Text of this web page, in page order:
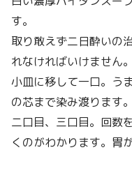
す。
取り敢えず二日酔いの
れなければいけません
小皿に移して一口。う
の芯まで染み渡ります
二口目、三口目。回数
くのがわかります。胃